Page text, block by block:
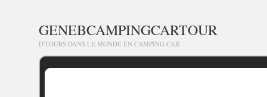
GENEBCAMPINGCARTOUR
D'TOURS DANS LE MONDE EN CAMPING CAR